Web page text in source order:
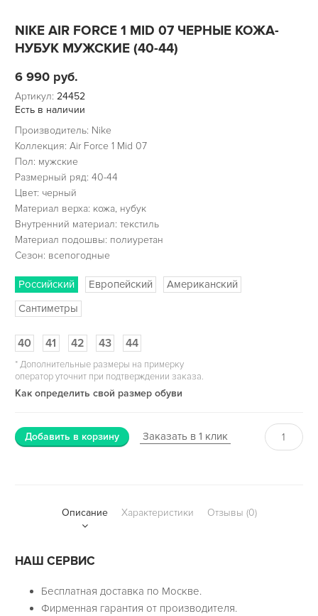
NIKE AIR FORCE 1 MID 07 ЧЕРНЫЕ КОЖА-
НУБУК МУЖСКИЕ (40-44)
6 990 руб.
Артикул: 24452
Есть в наличии
Производитель: Nike
Коллекция: Air Force 1 Mid 07
Пол: мужские
Размерный ряд: 40-44
Цвет: черный
Материал верха: кожа, нубук
Внутренний материал: текстиль
Материал подошвы: полиуретан
Сезон: всепогодные
Российский Европейский
Американский
Сантиметры
40 41 42 43 44
*Дополнительные размеры на примерку
оператор уточнит при подтверждении заказа.
Как определить свой размер обуви
Добавить в корзину Заказать в 1 клик
Описание Характеристики Отзывы (0)
НАШ СЕРВИС
Бесплатная доставка по Москве.
Фирменная гарантия от производителя.